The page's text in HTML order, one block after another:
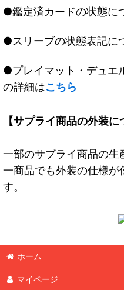
●鑑定済カードの状態に
●スリーブの状態表記に
●プレイマット・デュエ
の詳細はこちら
【サプライ商品の外装に
一部のサプライ商品の生
一商品でも外装の仕様が
す。
ホーム
マイページ